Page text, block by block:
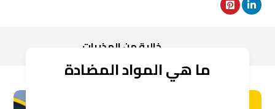
خالية من المذيبات
ما هي المواد المضادة